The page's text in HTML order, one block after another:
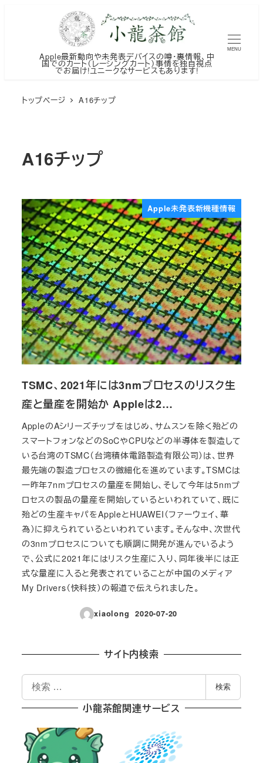
Apple最新動向や未発表デバイスの噂・裏情報、中
国でのカート（レーシングカート）事情を独自視点
でお届け!ユニークなサービスもあります!
MENU
トップページ A16チップ
A16チップ
Apple未発表新機種情報
TSMC、2021年には3nmプロセスのリスク生
産と量産を開始か Appleは2…
AppleのAシリーズチップをはじめ、サムスンを除く殆どの
スマートフォンなどのSoCやCPUなどの半導体を製造して
いる台湾のTSMC（台湾積体電路製造有限公司）は、世界
最先端の製造プロセスの微細化を進めています。TSMCは
一昨年7nmプロセスの量産を開始し、そして今年は5nmプ
ロセスの製品の量産を開始しているといわれていて、既に
殆どの生産キャパをAppleとHUAWEI（ファーウェイ、華
為）に抑えられているといわれています。そんな中、次世代
の3nmプロセスについても順調に開発が進んでいるよう
で、公式に2021年にはリスク生産に入り、同年後半には正
式な量産に入ると発表されていることが中国のメディア
My Drivers（快科技）の報道で伝えられました。
xiaolong
投稿日
2020-07-20
サイト内検索
検
索
検索
小龍茶館関連サービス